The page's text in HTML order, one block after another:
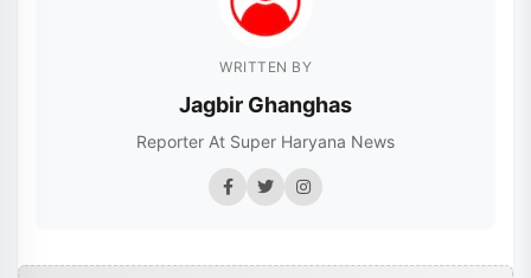
WRITTEN BY
Jagbir Ghanghas
Reporter At Super Haryana News